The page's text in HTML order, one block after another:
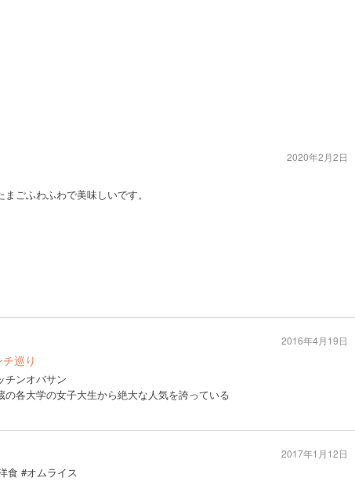
ごふわふわで美味しいです。
2020年2月2日
巡り
チンオバサン
の各大学の女子大生から絶大な人気を誇っている
2016年4月19日
食 #オムライス
2017年1月12日